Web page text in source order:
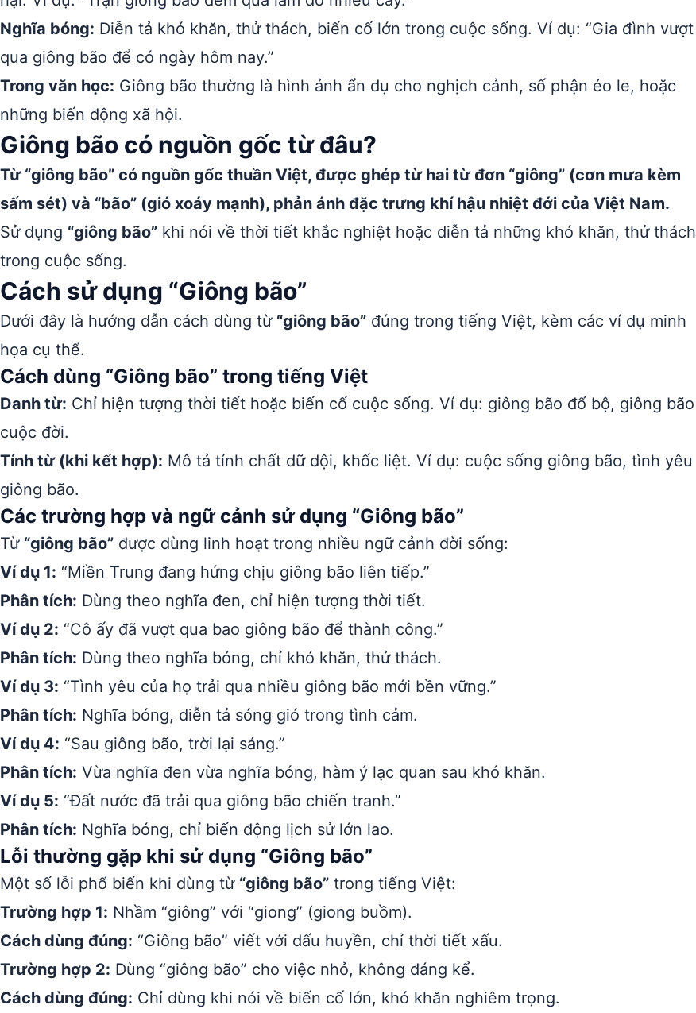
Nghĩa bóng: Diễn tả khó khăn, thử thách, biến cố lớn trong cuộc sống. Ví dụ: “Gia đình vượt
qua giông bão để có ngày hôm nay.”
Trong văn học: Giông bão thường là hình ảnh ẩn dụ cho nghịch cảnh, số phận éo le, hoặc
những biến động xã hội.
Giông bão có nguồn gốc từ đâu?
Từ “giông bão” có nguồn gốc thuần Việt, được ghép từ hai từ đơn “giông” (cơn mưa kèm
sấm sét) và “bão” (gió xoáy mạnh), phản ánh đặc trưng khí hậu nhiệt đới của Việt Nam.
Sử dụng “giông bão” khi nói về thời tiết khắc nghiệt hoặc diễn tả những khó khăn, thử thách
trong cuộc sống.
Cách sử dụng “Giông bão”
Dưới đây là hướng dẫn cách dùng từ “giông bão” đúng trong tiếng Việt, kèm các ví dụ minh
họa cụ thể.
Cách dùng “Giông bão” trong tiếng Việt
Danh từ: Chỉ hiện tượng thời tiết hoặc biến cố cuộc sống. Ví dụ: giông bão đổ bộ, giông bão
cuộc đời.
Tính từ (khi kết hợp): Mô tả tính chất dữ dội, khốc liệt. Ví dụ: cuộc sống giông bão, tình yêu
giông bão.
Các trường hợp và ngữ cảnh sử dụng “Giông bão”
Từ “giông bão” được dùng linh hoạt trong nhiều ngữ cảnh đời sống:
Ví dụ 1: “Miền Trung đang hứng chịu giông bão liên tiếp.”
Phân tích: Dùng theo nghĩa đen, chỉ hiện tượng thời tiết.
Ví dụ 2: “Cô ấy đã vượt qua bao giông bão để thành công.”
Phân tích: Dùng theo nghĩa bóng, chỉ khó khăn, thử thách.
Ví dụ 3: “Tình yêu của họ trải qua nhiều giông bão mới bền vững.”
Phân tích: Nghĩa bóng, diễn tả sóng gió trong tình cảm.
Ví dụ 4: “Sau giông bão, trời lại sáng.”
Phân tích: Vừa nghĩa đen vừa nghĩa bóng, hàm ý lạc quan sau khó khăn.
Ví dụ 5: “Đất nước đã trải qua giông bão chiến tranh.”
Phân tích: Nghĩa bóng, chỉ biến động lịch sử lớn lao.
Lỗi thường gặp khi sử dụng “Giông bão”
Một số lỗi phổ biến khi dùng từ “giông bão” trong tiếng Việt:
Trường hợp 1: Nhầm “giông” với “giong” (giong buồm).
Cách dùng đúng: “Giông bão” viết với dấu huyền, chỉ thời tiết xấu.
Trường hợp 2: Dùng “giông bão” cho việc nhỏ, không đáng kể.
Cách dùng đúng: Chỉ dùng khi nói về biến cố lớn, khó khăn nghiêm trọng.